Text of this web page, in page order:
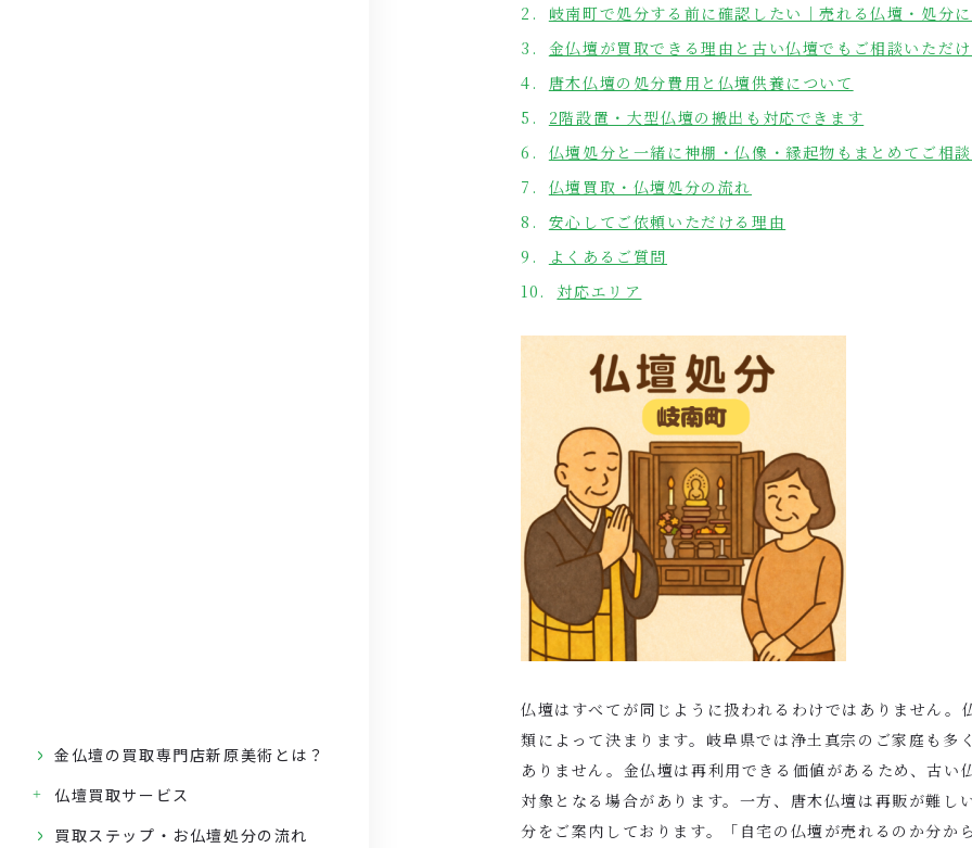
金仏壇の買取専門店新原美術とは？
仏壇買取サービス
買取ステップ・お仏壇処分の流れ
岐南町で処分する前に確認したい｜売れる仏壇・処分
金仏壇が買取できる理由と古い仏壇でもご相談いただ
唐木仏壇の処分費用と仏壇供養について
2階設置・大型仏壇の搬出も対応できます
仏壇処分と一緒に神棚・仏像・縁起物もまとめてご相
仏壇買取・仏壇処分の流れ
安心してご依頼いただける理由
よくあるご質問
対応エリア
仏壇はすべてが同じように扱われるわけではありません
類によって決まります。岐阜県では浄土真宗のご家庭も多
ありません。金仏壇は再利用できる価値があるため、古い
対象となる場合があります。一方、唐木仏壇は再販が難し
分をご案内しております。「自宅の仏壇が売れるのか分か